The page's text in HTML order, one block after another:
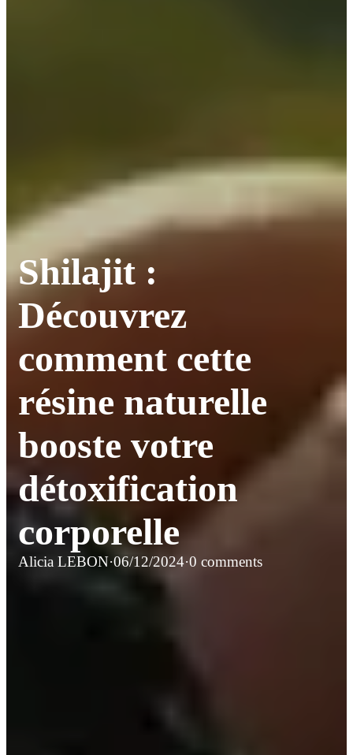
Shilajit :
Découvrez
comment cette
résine naturelle
booste votre
détoxification
corporelle
Alicia LEBON·06/12/2024·0 comments